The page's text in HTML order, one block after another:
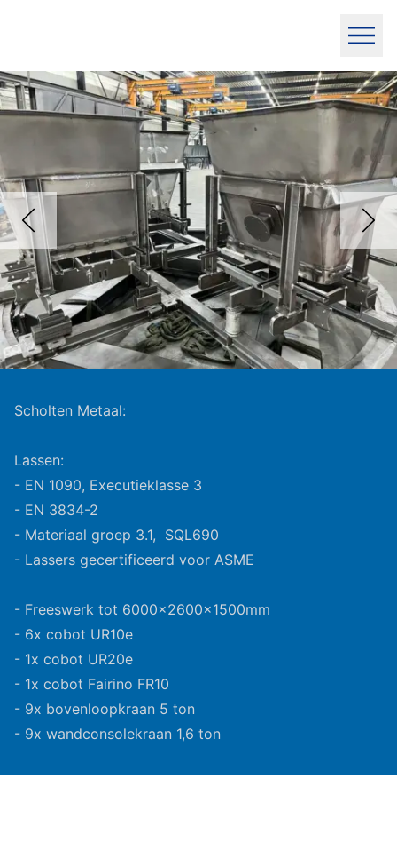
Scholten Metaal:
Lassen:
- EN 1090, Executieklasse 3
- EN 3834-2
- Materiaal groep 3.1, SQL690
- Lassers gecertificeerd voor ASME
- Freeswerk tot 6000x2600x1500mm
- 6x cobot UR10e
- 1x cobot UR20e
- 1x cobot Fairino FR10
- 9x bovenloopkraan 5 ton
- 9x wandconsolekraan 1,6 ton